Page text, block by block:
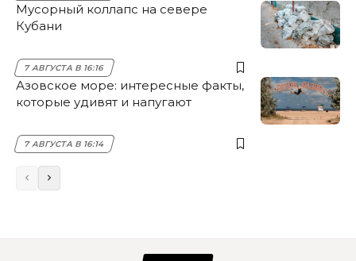
Мусорный коллапс на севере
Кубани
7 АВГУСТА В 16:16
Азовское море: интересные факты,
которые удивят и напугают
7 АВГУСТА В 16:14